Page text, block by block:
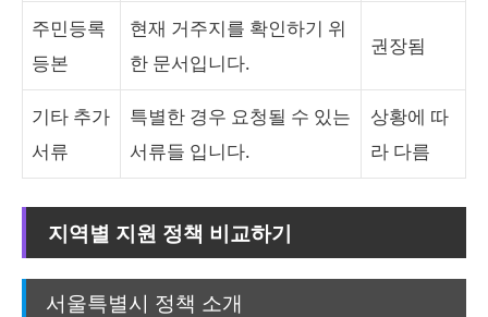
주민등록
등본
현재 거주지를 확인하기 위
한 문서입니다.
권장됨
기타 추가
서류
특별한 경우 요청될 수 있는
서류들 입니다.
상황에 따
라 다름
지역별 지원 정책 비교하기
서울특별시 정책 소개